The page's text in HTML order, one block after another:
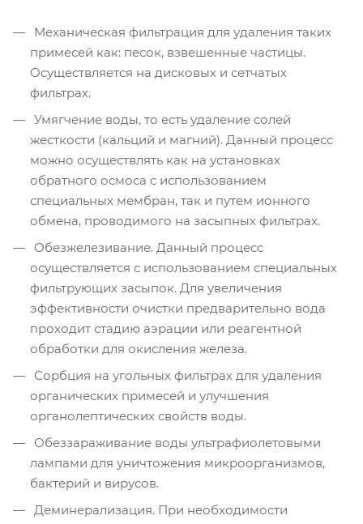
Механическая фильтрация для удаления таких
примесей как: песок, взвешенные частицы.
Осуществляется на дисковых и сетчатых
фильтрах.
Умягчение воды, то есть удаление солей
жесткости (кальций и магний). Данный процесс
можно осуществлять как на установках
обратного осмоса с использованием
специальных мембран, так и путем ионного
обмена, проводимого на засыпных фильтрах.
Обезжелезивание. Данный процесс
осуществляется с использованием специальных
фильтрующих засыпок. Для увеличения
эффективности очистки предварительно вода
проходит стадию аэрации или реагентной
обработки для окисления железа.
Сорбция на угольных фильтрах для удаления
органических примесей и улучшения
органолептических свойств воды.
Обеззараживание воды ультрафиолетовыми
лампами для уничтожения микроорганизмов,
бактерий и вирусов.
Деминерализация. При необходимости